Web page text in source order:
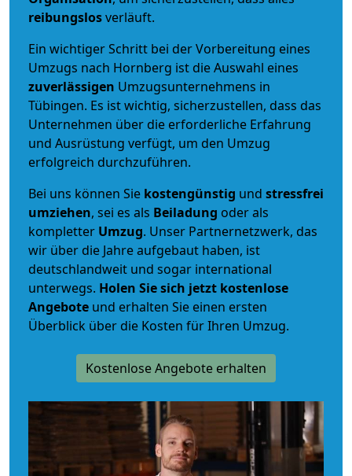
reibungslosverläuft.
Ein wichtiger Schritt bei der Vorbereitung eines
Umzugs nach Hornberg ist die Auswahl eines
zuverlässigen Umzugsunternehmens in
Tübingen. Es ist wichtig, sicherzustellen, dass das
Unternehmen über die erforderliche Erfahrung
und Ausrüstung verfügt, um den Umzug
erfolgreich durchzuführen.
Bei uns können Sie kostengünstig und stressfrei
umziehen, sei es als Beiladung oder als
kompletter Umzug. Unser Partnernetzwerk, das
wir über die Jahre aufgebaut haben, ist
deutschlandweit und sogar international
unterwegs. Holen Sie sich jetzt kostenlose
Angebote und erhalten Sie einen ersten
Überblick über die Kosten für Ihren Umzug.
Kostenlose Angebote erhalten